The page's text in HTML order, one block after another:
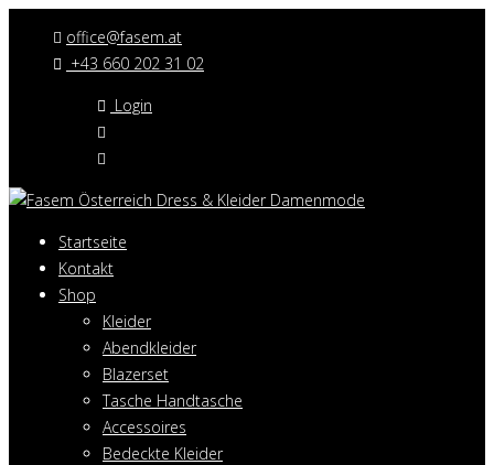
office@fasem.at
+43 660 202 31 02
Login
Startseite
Kontakt
Shop
Kleider
Abendkleider
Blazerset
Tasche Handtasche
Accessoires
Bedeckte Kleider